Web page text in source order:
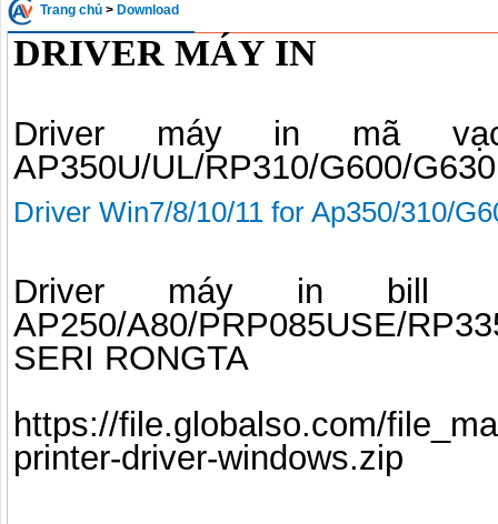
Trang chủ > Download
DRIVER MÁY IN
Driver máy in mã
AP350U/UL/RP310/G600/G630
Driver Win7/8/10/11 for Ap350/310/
Driver máy in
AP250/A80/PRP085USE/
SERI RONGTA
https://file.globalso.com/
printer-driver-windows.zip